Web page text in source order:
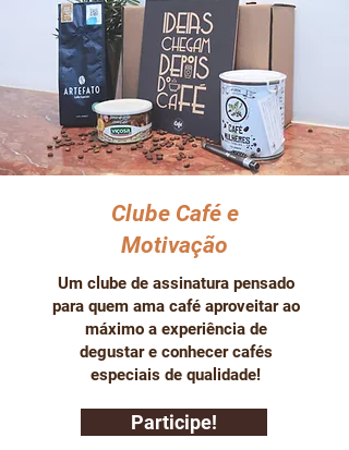
Clube Café e
Motivação
Um clube de assinatura pensado
para quem ama café aproveitar ao
máximo a experiência de
degustar e conhecer cafés
especiais de qualidade!
Participe!